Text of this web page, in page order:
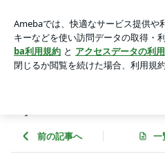
アプリをダウンロードして ブログ
ょう。
前の記事へ 一